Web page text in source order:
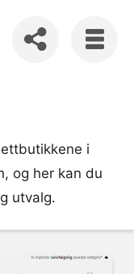
i
og her kan du
utvalg.